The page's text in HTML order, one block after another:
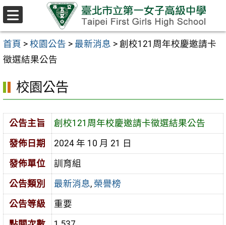
跳至主要內容區
首頁 > 校園公告 > 最新消息 > 創校121周年校慶邀請卡
徵選結果公告
校園公告
公告主旨
創校121周年校慶邀請卡徵選結果公告
發佈日期
2024 年 10 月 21 日
發佈單位
訓育組
公告類別
最新消息, 榮譽榜
公告等級
重要
選
單